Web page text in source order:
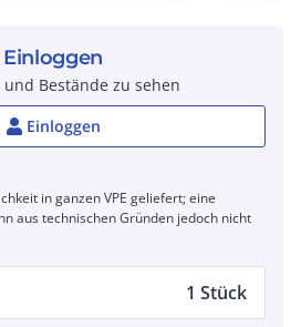
Einloggen
und Bestände zu sehen
Einloggen
in ganzen VPE geliefert; eine
aus technischen Gründen jedoch nicht
1 Stück